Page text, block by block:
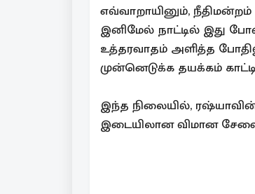
எவ்வாறாயினும்,
இனிமேல் நாட்டில் இது
உத்தரவாதம் அளித்த
முன்னெடுக்க தயக்கம்
இந்த நிலையில்,
இடையிலான விமான